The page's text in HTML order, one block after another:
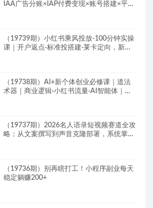
IAA广告分账×IAP付费变现×账号搭建×平台
（19739期）小红书乘风投放-100分钟实操
课｜开户返点·标准投搭建·莱卡定向，新店
（19738期）AI+新个体创业必修课｜道法
术器｜商业逻辑·小红书流量·AI智能体｜低
（19737期）2026名人语录短视频赛道全攻
略；从文案撰写到声音克隆部署，系统掌握
（19736期）别再瞎打工！小程序副业每天
稳定躺赚200+